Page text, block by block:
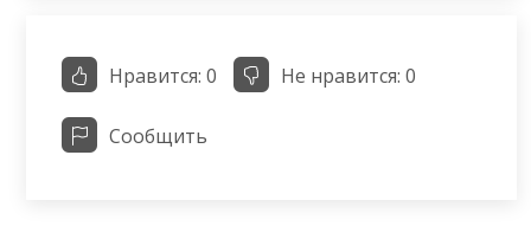
Нравится: 0 Не нравится: 0
Сообщить